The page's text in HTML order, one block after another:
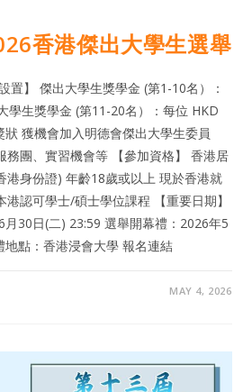
香港傑出大學生選舉
置】 傑出大學生獎學金 (第1-10名）：
學生獎學金 (第11-20名）：每位 HKD
獲機會加入明德會傑出大學生委員
務團、實習機會等 【參加資格】 香港居
港身份證) 年齡18歲或以上 現於香港就
認可學士/碩士學位課程 【重要日期】
30日(二) 23:59 選舉開幕禮：2026年5
地點：香港浸會大學 報名連結
MAY 4, 2026